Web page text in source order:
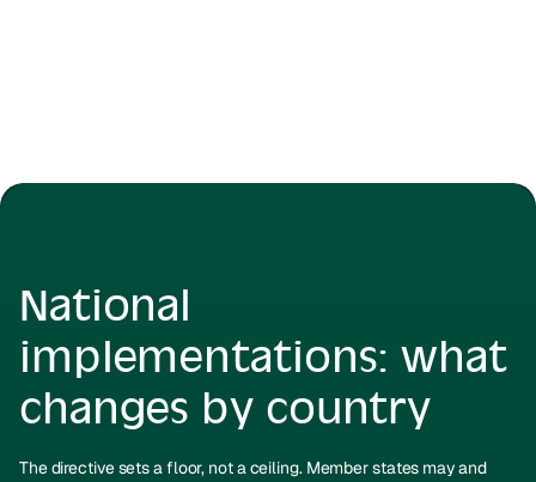
National
implementations: what
changes by country
The directive sets a floor, not a ceiling. Member states may and